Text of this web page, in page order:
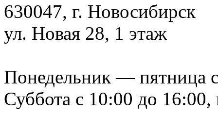
630047, г. Новосибирск
ул. Новая 28, 1 этаж
Понедельник — пятница
Суббота с 10:00 до